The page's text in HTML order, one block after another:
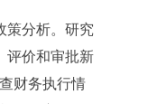
策分析。研究
评价和审批新
财务执行情